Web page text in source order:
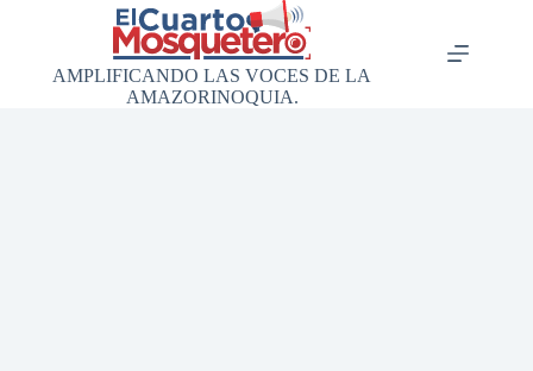
AMPLIFICANDO LAS VOCES DE LA
AMAZORINOQUIA.